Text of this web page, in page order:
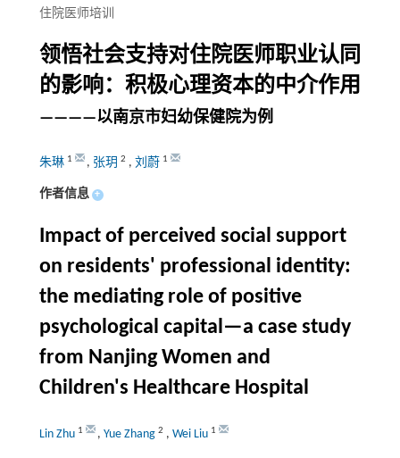
住院医师培训
领悟社会支持对住院医师职业认同
的影响：积极心理资本的中介作用
————以南京市妇幼保健院为例
朱琳 1 , 张玥 2 , 刘蔚 1
作者信息 +
Impact of perceived social support
on residents' professional identity:
the mediating role of positive
psychological capital—a case study
from Nanjing Women and
Children's Healthcare Hospital
Lin Zhu 1 , Yue Zhang 2 , Wei Liu 1